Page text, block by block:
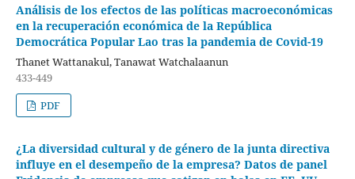
Análisis de los efectos de las políticas macroeconómicas
en la recuperación económica de la República
Democrática Popular Lao tras la pandemia de Covid-19
Thanet Wattanakul, Tanawat Watchalaanun
433-449
PDF
¿La diversidad cultural y de género de la junta directiva
influye en el desempeño de la empresa? Datos de panel